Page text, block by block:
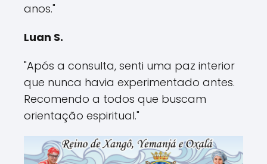
anos."
Luan S.
"Após a consulta, senti uma paz interior
que nunca havia experimentado antes.
Recomendo a todos que buscam
orientação espiritual."